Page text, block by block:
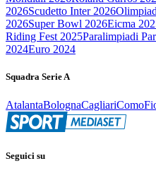
2026Scudetto Inter 2026
2026Super Bowl 2026Eicma
Riding Fest 2025Paralimpiadi
2024Euro 2024
Squadra Serie A
AtalantaBolognaCagliariComo
Seguici su